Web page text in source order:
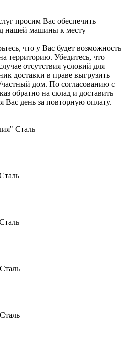
просим Вас обеспечить
нашей машины к месту
что у Вас будет возможность
территорию. Убедитесь, что
отсутствия условий для
доставки в праве выгрузить
частный дом. По согласованию с
обратно на склад и доставить
Вас день за повторную оплату.
Сталь